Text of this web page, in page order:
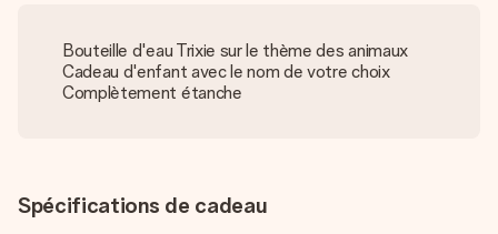
Bouteille d'eau Trixie sur le thème des animaux
Cadeau d'enfant avec le nom de votre choix
Complètement étanche
Spécifications de cadeau